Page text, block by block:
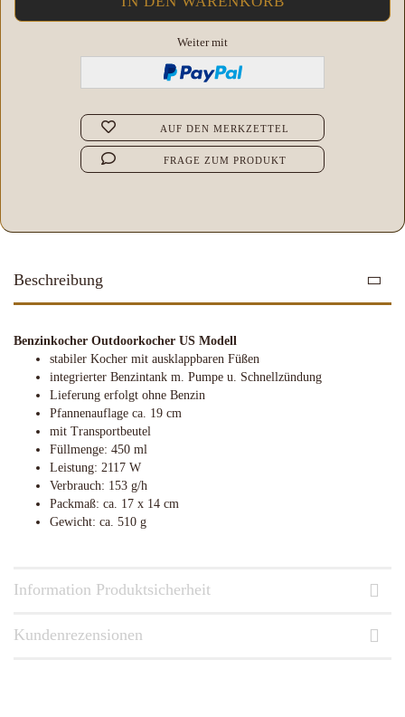
Weiter mit
AUF DEN MERKZETTEL
FRAGE ZUM PRODUKT
Beschreibung
Benzinkocher Outdoorkocher US Modell
stabiler Kocher mit ausklappbaren Füßen
integrierter Benzintank m. Pumpe u. Schnellzündung
Lieferung erfolgt ohne Benzin
Pfannenauflage ca. 19 cm
mit Transportbeutel
Füllmenge: 450 ml
Leistung: 2117 W
Verbrauch: 153 g/h
Packmaß: ca. 17 x 14 cm
Gewicht: ca. 510 g
Information Produktsicherheit
Kundenrezensionen